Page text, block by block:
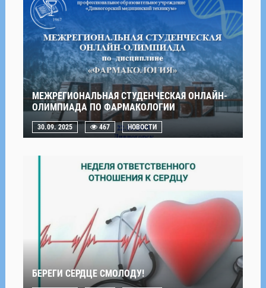
МЕЖРЕГИОНАЛЬНАЯ СТУДЕНЧЕСКАЯ ОНЛАЙН-
ОЛИМПИАДА ПО ФАРМАКОЛОГИИ
30.09. 2025 467 НОВОСТИ
БЕРЕГИ СЕРДЦЕ СМОЛОДУ!